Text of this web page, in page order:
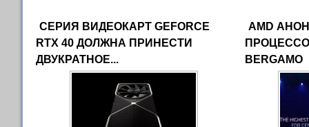
СЕРИЯ ВИДЕОКАРТ GEFORCE
RTX 40 ДОЛЖНА ПРИНЕСТИ
ДВУКРАТНОЕ...
AMD
BERGAMO